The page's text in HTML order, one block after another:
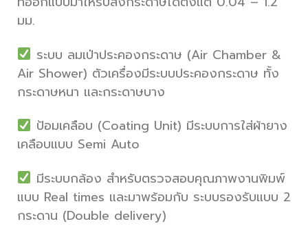
มม.
ระบบ ลมเป่าประคองกระดาษ (Air Chamber &
Air Shower) ตัวเครื่องมีระบบประคองกระดาษ ทั้ง
กระดาษหนา และกระดาษบาง
ป้อมเคลือบ (Coating Unit) มีระบบการใส่ผ้ายาง
เคลือบแบบ Semi Auto
มีระบบกล้อง สำหรับตรวจสอบคุณภาพงานพิมพ์
แบบ Real times และมาพร้อมกับ ระบบรองรับแบบ 2
กระดาน (Double delivery)